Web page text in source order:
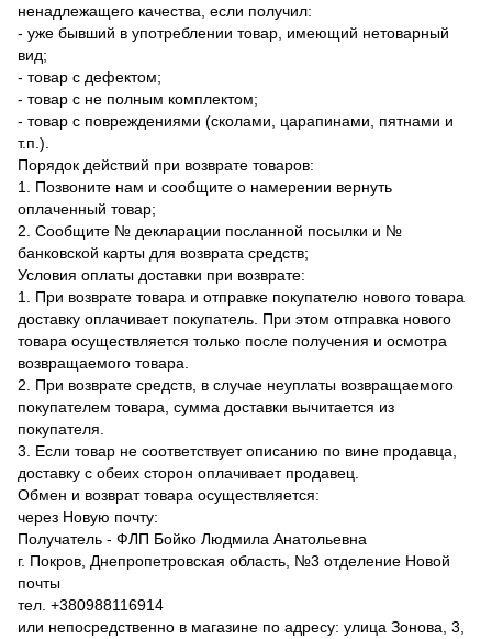
ненадлежащего качества, если получил:
- уже бывший в употреблении товар, имеющий нетоварный
вид;
- товар с дефектом;
- товар с не полным комплектом;
- товар с повреждениями (сколами, царапинами, пятнами и
т.п.).
Порядок действий при возврате товаров:
1. Позвоните нам и сообщите о намерении вернуть
оплаченный товар;
2. Сообщите № декларации посланной посылки и №
банковской карты для возврата средств;
Условия оплаты доставки при возврате:
1. При возврате товара и отправке покупателю нового товара
доставку оплачивает покупатель. При этом отправка нового
товара осуществляется только после получения и осмотра
возвращаемого товара.
2. При возврате средств, в случае неуплаты возвращаемого
покупателем товара, сумма доставки вычитается из
покупателя.
3. Если товар не соответствует описанию по вине продавца,
доставку с обеих сторон оплачивает продавец.
Обмен и возврат товара осуществляется:
через Новую почту:
Получатель - ФЛП Бойко Людмила Анатольевна
г. Покров, Днепропетровская область, №3 отделение Новой
почты
тел. +380988116914
или непосредственно в магазине по адресу: улица Зонова, 3,